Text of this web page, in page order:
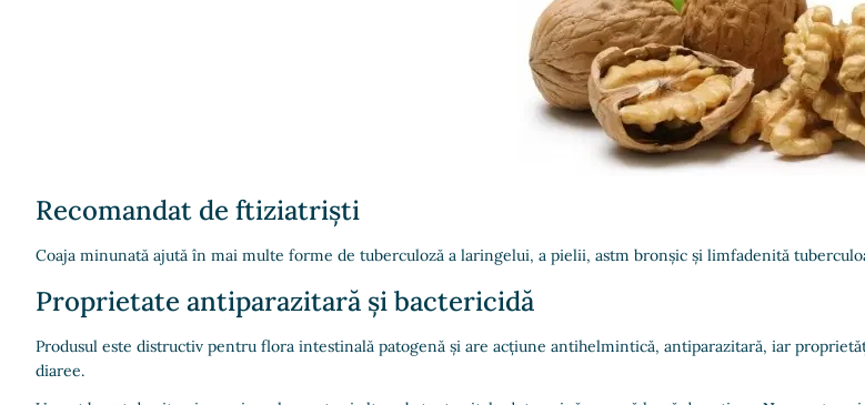
Recomandat de ftiziatriști
Coaja minunată ajută în mai multe forme de tuberculoză a laringelui, a pielii, astm bronșic și limfadenită
Proprietate antiparazitară și bactericidă
Produsul este distructiv pentru flora intestinală patogenă și are acțiune antihelmintică, antiparazitară, iar
diaree.